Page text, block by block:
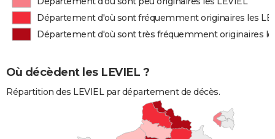
Département d'où sont fréquemment originaires les
Département d'où sont très fréquemment originaires
Où décèdent les LEVIEL ?
Répartition des LEVIEL par département de décès.